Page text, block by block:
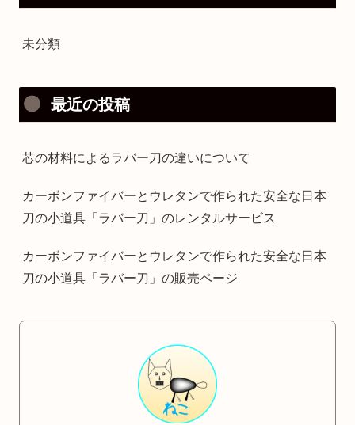
未分類
最近の投稿
芯の材料によるラバー刀の違いについて
カーボンファイバーとウレタンで作られた安全な日本
刀の小道具「ラバー刀」のレンタルサービス
カーボンファイバーとウレタンで作られた安全な日本
刀の小道具「ラバー刀」の販売ページ